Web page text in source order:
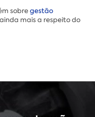
sobregestão
mais a respeito do